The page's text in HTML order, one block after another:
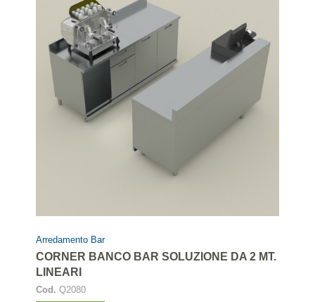
Arredamento Bar
CORNER BANCO BAR SOLUZIONE DA 2 MT.
LINEARI
Cod. Q2080